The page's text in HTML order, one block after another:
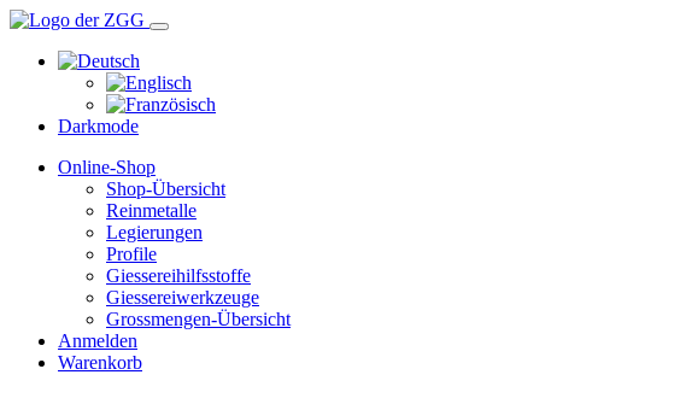
Darkmode
Online-Shop
Shop-Übersicht
Reinmetalle
Legierungen
Profile
Giessereihilfsstoffe
Giessereiwerkzeuge
Grossmengen-Übersicht
Anmelden
Warenkorb